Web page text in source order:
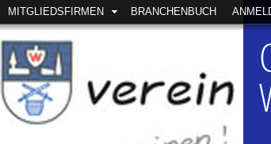
MITGLIEDSFIRMEN BRANCHENBUCH